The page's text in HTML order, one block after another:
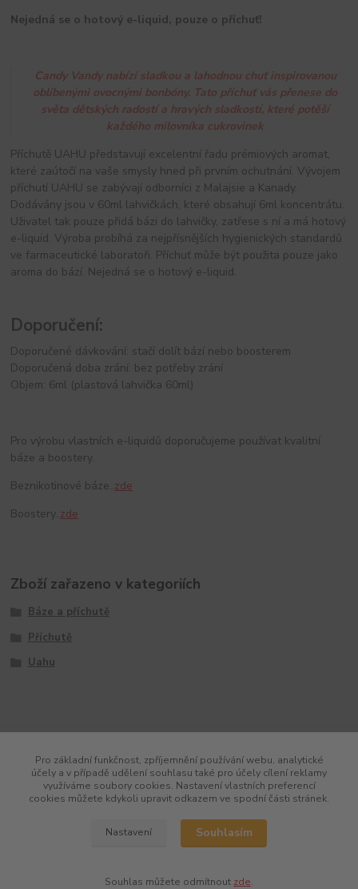
Nejedná se o hotový e-liquid, pouze o příchuť!
Candy Vandy nabízí sladkou a lahodnou chuť inspirovanou
oblíbenými ovocnými bonbóny. Tato příchuť vás přenese do
světa dětských radostí a hravých sladkostí, které potěší
každého milovníka cukrovinek
Příchutě UAHU představují excelentní řadu prémiových aromat,
které zaútočí na vaše smysly hned při prvním ochutnání. Vývojem
příchutí UAHU se zabývají odborníci z Malajsie a Kanady.
Dodávány jsou v 60ml lahvičkách, které obsahují 6ml koncentrátu.
Uživatel tak pouze přidá bázi do lahvičky, zatřese s ní a má hotový
e-liquid. Výroba probíhá za nejpřísnějších hygienických standardů
ve farmaceutické laboratoři. Příchuť může být použita pouze jako
aroma do bází. Nejedná se o hotový e-liquid.
Doporučení:
Doporučené dávkování: stačí dolít bází nebo boosterem
Doporučená doba zrání: bez potřeby zrání
Objem: 6ml (plastová lahvička 60ml)
Pro výrobu vlastních e-liquidů doporučujeme používat kvalitní
báze a boostery.
Beznikotinové báze..zde
Boostery..zde
Zboží zařazeno v kategoriích
Báze a příchutě
Příchutě
Uahu
Pro základní funkčnost, zpříjemnění používání webu, analytické
účely a v případě udělení souhlasu také pro účely cílení reklamy
využíváme soubory cookies. Nastavení vlastních preferencí
cookies můžete kdykoli upravit odkazem ve spodní části stránek.
Nastavení Souhlasím
Souhlas můžete odmítnout zde.